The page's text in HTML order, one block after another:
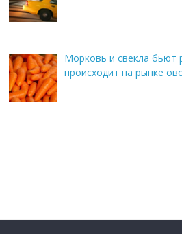
Морковь и свекла бьют
происходит на рынке